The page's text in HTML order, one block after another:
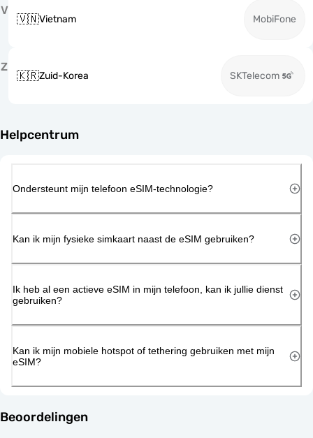
V
🇻🇳Vietnam MobiFone
Z
🇰🇷Zuid-Korea SKTelecom
Helpcentrum
Ondersteunt mijn telefoon eSIM-technologie?
Kan ik mijn fysieke simkaart naast de eSIM gebruiken?
Ik heb al een actieve eSIM in mijn telefoon, kan ik jullie dienst
gebruiken?
Kan ik mijn mobiele hotspot of tethering gebruiken met mijn
eSIM?
Beoordelingen